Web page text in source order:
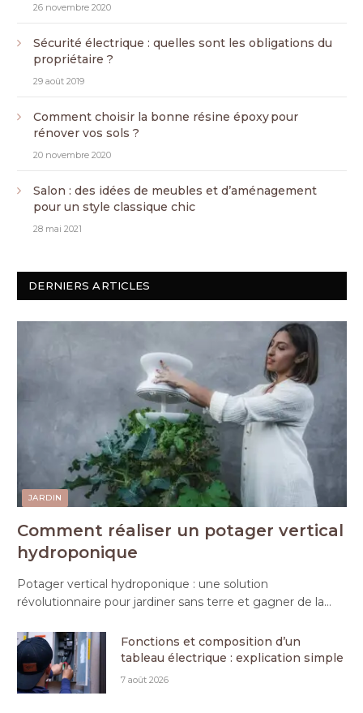
26 novembre 2020
Sécurité électrique : quelles sont les obligations du
propriétaire ?
29 août 2019
Comment choisir la bonne résine époxy pour
rénover vos sols ?
20 novembre 2020
Salon : des idées de meubles et d’aménagement
pour un style classique chic
28 mai 2021
DERNIERS ARTICLES
JARDIN
Comment réaliser un potager vertical
hydroponique
Potager vertical hydroponique : une solution
révolutionnaire pour jardiner sans terre et gagner de la…
Fonctions et composition d’un
tableau électrique : explication simple
7 août 2026